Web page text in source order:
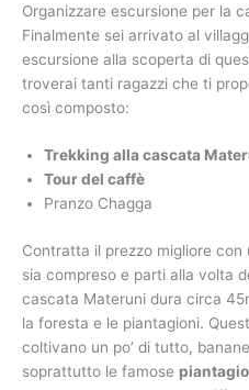
Organizzare escursione per la
Finalmente sei arrivato al
escursione alla scoperta di
troverai tanti ragazzi che ti
così composto:
Trekking alla cascata
Tour del caffè
Pranzo Chagga
Contratta il prezzo migliore
sia compreso e parti alla volta
cascata Materuni dura circa
la foresta e le piantagioni.
coltivano un po’ di tutto,
soprattutto le famose